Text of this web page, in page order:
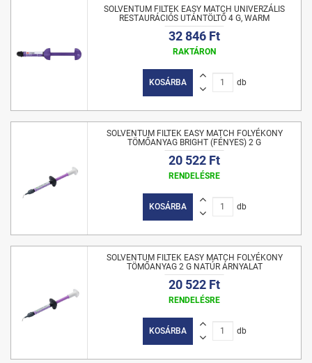
SOLVENTUM FILTEK EASY MATCH UNIVERZÁLIS
RESTAURÁCIÓS UTÁNTÖLTŐ 4 G, WARM
32 846 Ft
RAKTÁRON
KOSÁRBA db
SOLVENTUM FILTEK EASY MATCH FOLYÉKONY
TÖMŐANYAG BRIGHT (FÉNYES) 2 G
20 522 Ft
RENDELÉSRE
KOSÁRBA db
SOLVENTUM FILTEK EASY MATCH FOLYÉKONY
TÖMŐANYAG 2 G NATÚR ÁRNYALAT
20 522 Ft
RENDELÉSRE
KOSÁRBA db